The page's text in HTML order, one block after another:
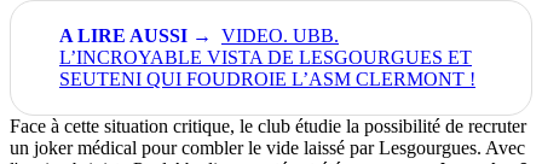
VIDEO. UBB.
L’INCROYABLE VISTA DE LESGOURGUES ET
SEUTENI QUI FOUDROIE L’ASM CLERMONT !
Face à cette situation critique, le club étudie la possibilité de recruter
un joker médical pour combler le vide laissé par Lesgourgues. Avec